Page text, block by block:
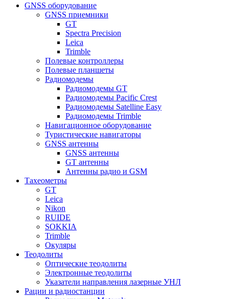
GNSS оборудование
GNSS приемники
GT
Spectra Precision
Leica
Trimble
Полевые контроллеры
Полевые планшеты
Радиомодемы
Радиомодемы GT
Радиомодемы Pacific Crest
Радиомодемы Satelline Easy
Радиомодемы Trimble
Навигационное оборудование
Туристические навигаторы
GNSS антенны
GNSS антенны
GT антенны
Антенны радио и GSM
Тахеометры
GT
Leica
Nikon
RUIDE
SOKKIA
Trimble
Окуляры
Теодолиты
Оптические теодолиты
Электронные теодолиты
Указатели направления лазерные УНЛ
Рации и радиостанции